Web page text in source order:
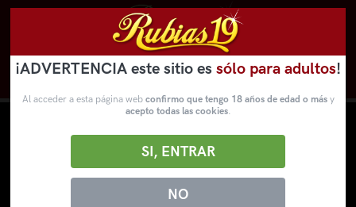
¡ADVERTENCIA este sitio es sólo para adultos!
Al acceder a esta página web confirmo que tengo 18 años de edad o másy
acepto todas las cookies.
NO
SI, ENTRAR